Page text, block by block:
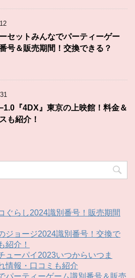
セットみんなでパーティーゲー
号＆販売期間！交換できる？
『4DX』東京の上映館！料金＆
も紹介！
ぐらし2024識別番号！販売期間
ジョージ2024識別番号！交換で
紹介！
ューパイ2023いつからいつま
情報・口コミも紹介